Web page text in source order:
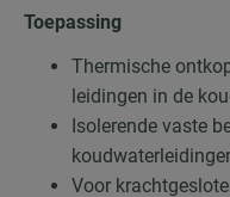
Toepassing
Thermische
leidingen in de
Isolerende vaste
Voor